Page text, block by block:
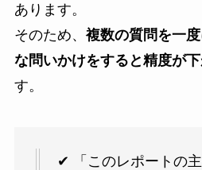
あります。
そのため、 複数の質問を一
な問いかけをすると精度が
す。
✔ 「このレポートの主